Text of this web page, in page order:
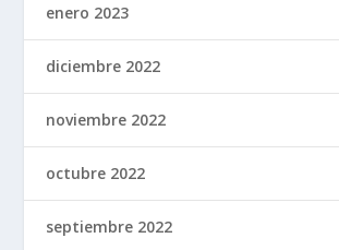
enero 2023
diciembre 2022
noviembre 2022
octubre 2022
septiembre 2022